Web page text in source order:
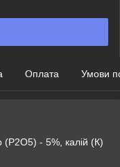
Оплата Умови
(P2O5) - 5%, калій (К)